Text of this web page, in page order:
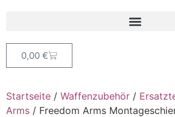
0,00 €
Startseite / Waffenzubehör /
Arms / Freedom Arms